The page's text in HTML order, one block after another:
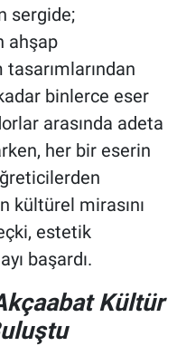
sergide;
ahşap
tasarımlarından
binlerce eser
arasında adeta
her bir eserin
kültürel mirasını
estetik
başardı.
Kültür